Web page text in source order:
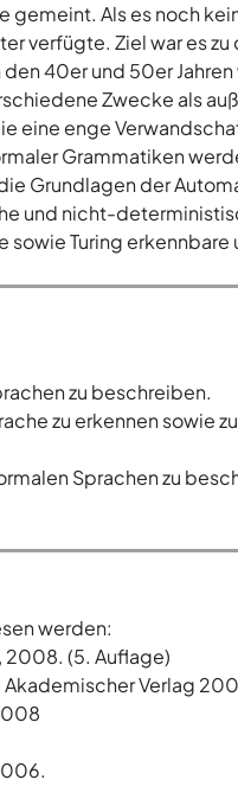
Als es noch
verfügte. Ziel war es
40er und 50er
Zwecke als
eine enge
Grammatiken
Grundlagen der
und nicht-
Turing
zu beschreiben.
zu erkennen sowie
Sprachen zu
werden:
2008. (5. Auflage)
Akademischer Verlag